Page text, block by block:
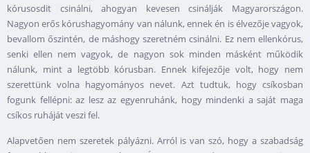
kórusosdit csinálni, ahogyan kevesen csinálják Magyarországon.
Nagyon erős kórushagyomány van nálunk, ennek én is élvezője vagyok,
bevallom őszintén, de máshogy szeretném csinálni. Ez nem ellenkórus,
senki ellen nem vagyok, de nagyon sok minden másként működik
nálunk, mint a legtöbb kórusban. Ennek kifejezője volt, hogy nem
szerettünk volna hagyományos nevet. Azt tudtuk, hogy csíkosban
fogunk fellépni: az lesz az egyenruhánk, hogy mindenki a saját maga
csíkos ruháját veszi fel.
Alapvetően nem szeretek pályázni. Arról is van szó, hogy a szabadság